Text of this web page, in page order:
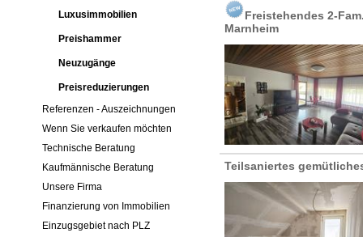
Luxusimmobilien
Preishammer
Neuzugänge
Preisreduzierungen
Referenzen - Auszeichnungen
Wenn Sie verkaufen möchten
Technische Beratung
Kaufmännische Beratung
Unsere Firma
Finanzierung von Immobilien
Einzugsgebiet nach PLZ
Freistehendes 2-
Marnheim
Teilsaniertes